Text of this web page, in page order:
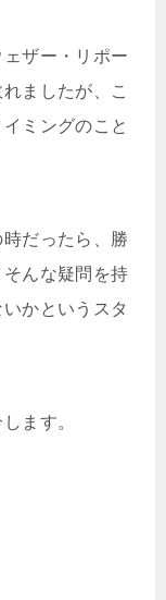
ザー・リポー
ましたが、こ
ミングのこと
だったら、勝
んな疑問を持
かというスタ
ます。